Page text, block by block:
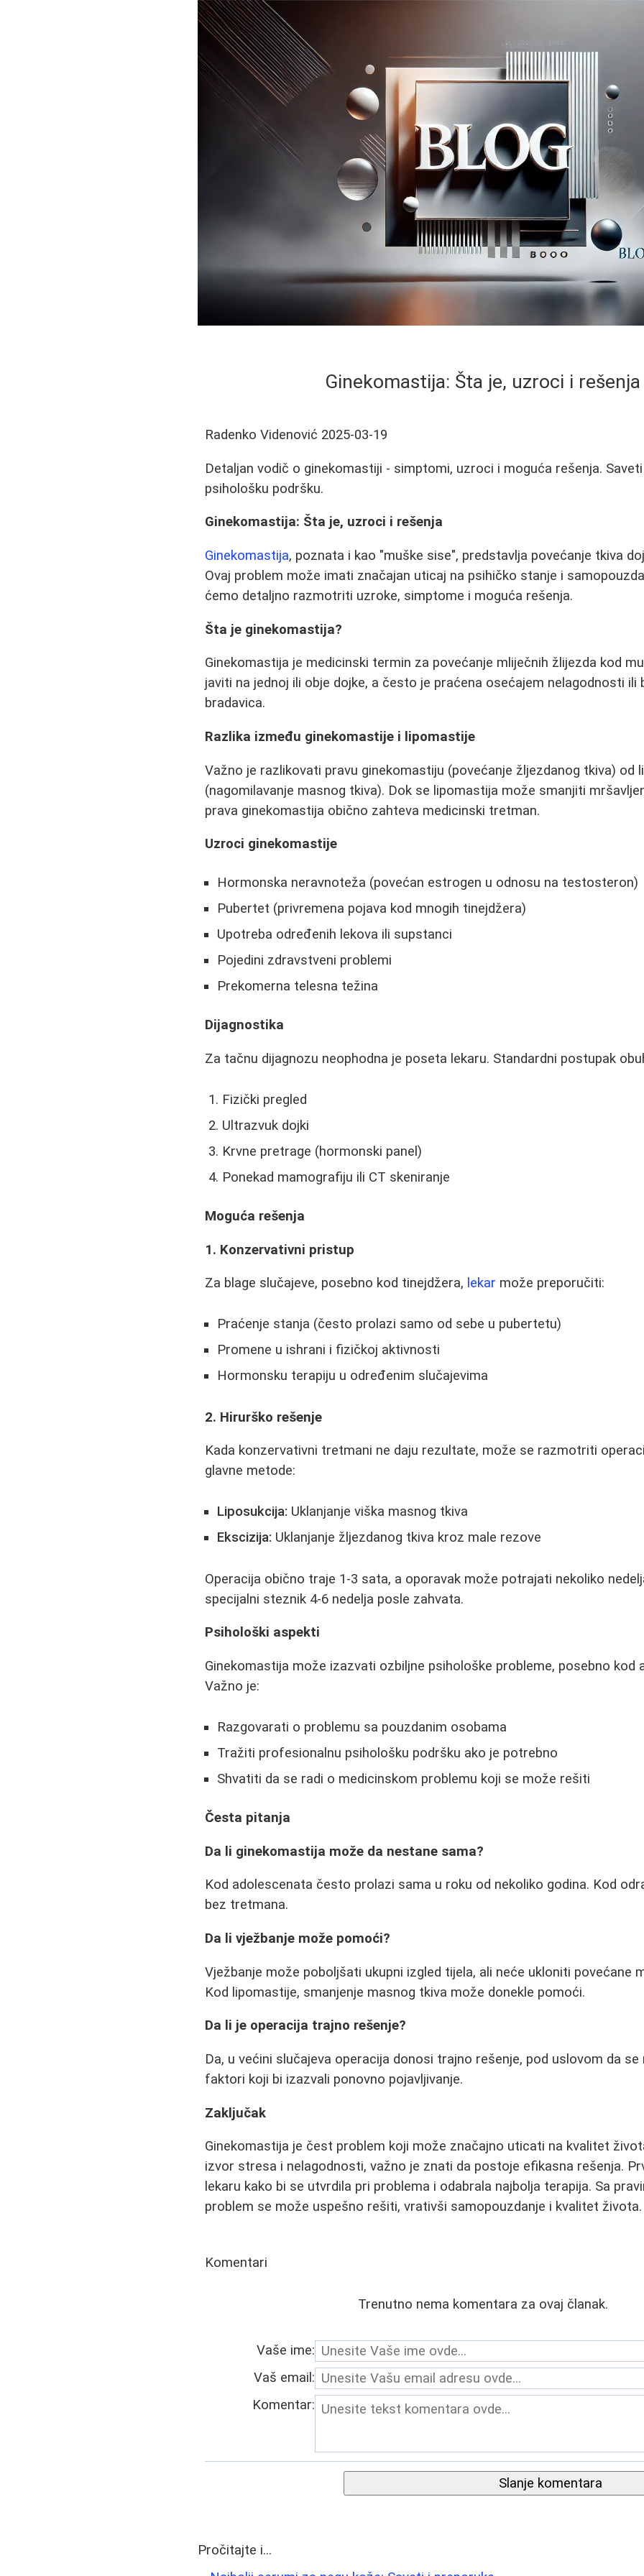
Ginekomastija: Šta je, uzroci i rešenja
Radenko Videnović 2025-03-19
Detaljan vodič o ginekomastiji - simptomi, uzroci i moguća rešenja.
psihološku podršku.
Ginekomastija: Šta je, uzroci i rešenja
Ginekomastija, poznata i kao "muške sise", predstavlja povećanje tkiva
Ovaj problem može imati značajan uticaj na psihičko stanje i
ćemo detaljno razmotriti uzroke, simptome i moguća rešenja.
Šta je ginekomastija?
Ginekomastija je medicinski termin za povećanje mliječnih žlijezda kod
javiti na jednoj ili obje dojke, a često je praćena osećajem nelagodnosti ili
bradavica.
Razlika između ginekomastije i lipomastije
Važno je razlikovati pravu ginekomastiju (povećanje žljezdanog tkiva) od
(nagomilavanje masnog tkiva). Dok se lipomastija može smanjiti
prava ginekomastija obično zahteva medicinski tretman.
Uzroci ginekomastije
Hormonska neravnoteža (povećan estrogen u odnosu na testosteron)
Pubertet (privremena pojava kod mnogih tinejdžera)
Upotreba određenih lekova ili supstanci
Pojedini zdravstveni problemi
Prekomerna telesna težina
Dijagnostika
Za tačnu dijagnozu neophodna je poseta lekaru. Standardni postupak
Fizički pregled
Ultrazvuk dojki
Krvne pretrage (hormonski panel)
Ponekad mamografiju ili CT skeniranje
Moguća rešenja
1. Konzervativni pristup
Za blage slučajeve, posebno kod tinejdžera, lekar može preporučiti:
Praćenje stanja (često prolazi samo od sebe u pubertetu)
Promene u ishrani i fizičkoj aktivnosti
Hormonsku terapiju u određenim slučajevima
2. Hirurško rešenje
Kada konzervativni tretmani ne daju rezultate, može se razmotriti
glavne metode:
Liposukcija: Uklanjanje viška masnog tkiva
Ekscizija: Uklanjanje žljezdanog tkiva kroz male rezove
Operacija obično traje 1-3 sata, a oporavak može potrajati nekoliko
specijalni steznik 4-6 nedelja posle zahvata.
Psihološki aspekti
Ginekomastija može izazvati ozbiljne psihološke probleme, posebno kod
Važno je:
Razgovarati o problemu sa pouzdanim osobama
Tražiti profesionalnu psihološku podršku ako je potrebno
Shvatiti da se radi o medicinskom problemu koji se može rešiti
Česta pitanja
Da li ginekomastija može da nestane sama?
Kod adolescenata često prolazi sama u roku od nekoliko godina. Kod
bez tretmana.
Da li vježbanje može pomoći?
Vježbanje može poboljšati ukupni izgled tijela, ali neće ukloniti povećane
Kod lipomastije, smanjenje masnog tkiva može donekle pomoći.
Da li je operacija trajno rešenje?
Da, u većini slučajeva operacija donosi trajno rešenje, pod uslovom da se
faktori koji bi izazvali ponovno pojavljivanje.
Zaključak
Ginekomastija je čest problem koji može značajno uticati na kvalitet
izvor stresa i nelagodnosti, važno je znati da postoje efikasna rešenja.
lekaru kako bi se utvrdila pri problema i odabrala najbolja terapija. Sa
problem se može uspešno rešiti, vrativši samopouzdanje i kvalitet života.
Komentari
Trenutno nema komentara za ovaj članak.
Vaše ime:
Vaš email:
Komentar:
Slanje komentara
Pročitajte i...